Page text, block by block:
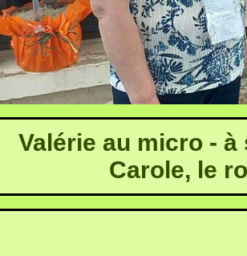
Valérie au micro -
Carole, le